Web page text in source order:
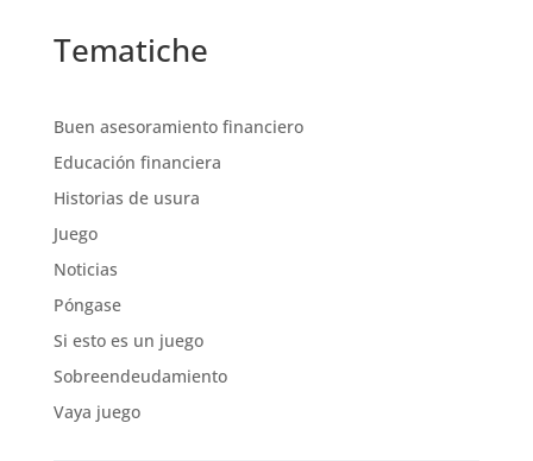
Tematiche
Buen asesoramiento financiero
Educación financiera
Historias de usura
Juego
Noticias
Póngase
Si esto es un juego
Sobreendeudamiento
Vaya juego